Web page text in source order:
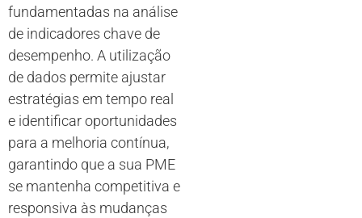
fundamentadas na análise
de indicadores chave de
desempenho. A utilização
de dados permite ajustar
estratégias em tempo real
e identificar oportunidades
para a melhoria contínua,
garantindo que a sua PME
se mantenha competitiva e
responsiva às mudanças